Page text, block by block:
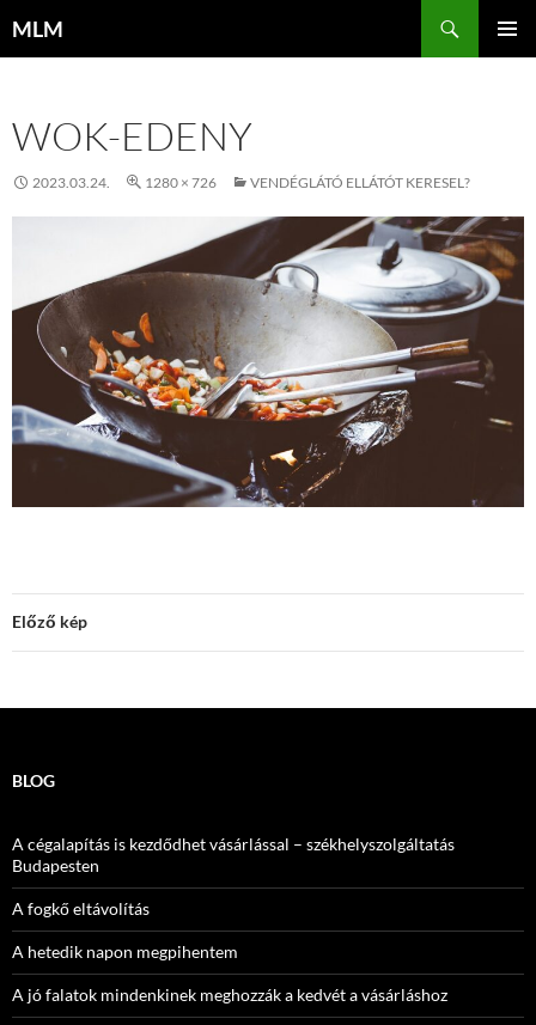
MLM
WOK-EDENY
2023.03.24. 1280 × 726 VENDÉGLÁTÓ ELLÁTÓT KERESEL?
Előző kép
BLOG
A cégalapítás is kezdődhet vásárlással – székhelyszolgáltatás
Budapesten
A fogkő eltávolítás
A hetedik napon megpihentem
A jó falatok mindenkinek meghozzák a kedvét a vásárláshoz